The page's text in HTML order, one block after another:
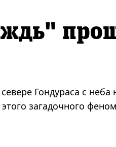
Гондураса с
загадочного